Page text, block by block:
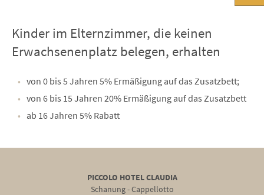
Kinder im Elternzimmer, die keinen
Erwachsenenplatz belegen, erhalten
von 0 bis 5 Jahren 5% Ermäßigung auf das Zusatzbett;
von 6 bis 15 Jahren 20% Ermäßigung auf das Zusatzbett
ab 16 Jahren 5% Rabatt
PICCOLO HOTEL CLAUDIA
Schanung - Cappellotto